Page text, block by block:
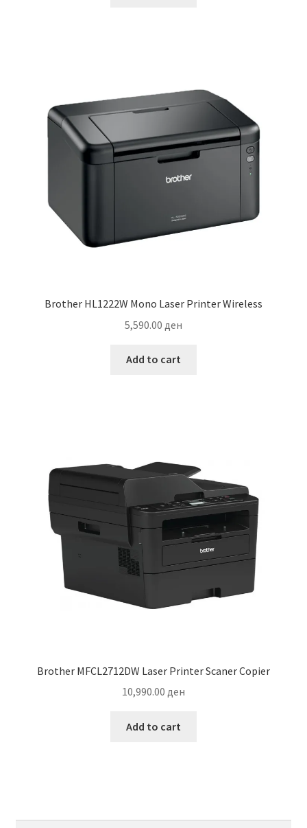
Brother HL1222W Mono Laser Printer Wireless
5,590.00 ден
Add to cart
Brother MFCL2712DW Laser Printer Scaner Copier
10,990.00 ден
Add to cart